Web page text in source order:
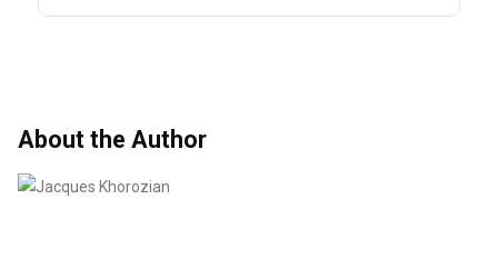
Este documento ha sido preparado por el
Departamento de Salud Conductual e
About the Author